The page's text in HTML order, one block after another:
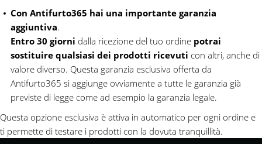
Con Antifurto365 hai una importante garanzia
aggiuntiva.
Entro 30 giorni dalla ricezione del tuo ordine potrai
sostituire qualsiasi dei prodotti ricevuti con altri, anche di
valore diverso. Questa garanzia esclusiva offerta da
Antifurto365 si aggiunge ovviamente a tutte le garanzia già
previste di legge come ad esempio la garanzia legale.
Questa opzione esclusiva è attiva in automatico per ogni ordine e
ti permette di testare i prodotti con la dovuta tranquillità.